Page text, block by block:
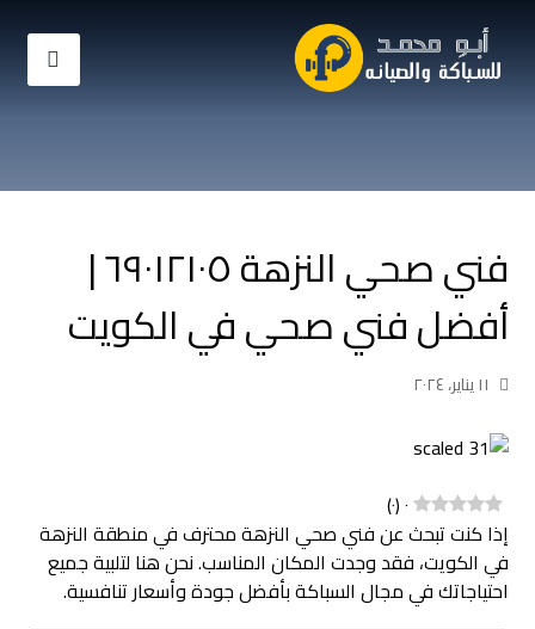
فني صحي النزهة ٦٩٠١٢١٠٥ |
أفضل فني صحي في الكويت
١١ يناير، ٢٠٢٤
٠(٠)
إذا كنت تبحث عن فني صحي النزهة محترف في منطقة النزهة
في الكويت، فقد وجدت المكان المناسب. نحن هنا لتلبية جميع
احتياجاتك في مجال السباكة بأفضل جودة وأسعار تنافسية.